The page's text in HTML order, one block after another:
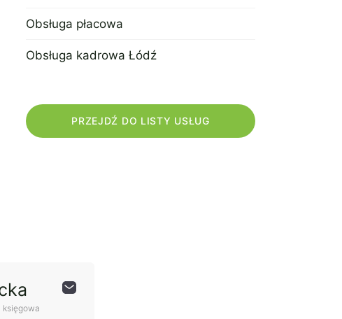
Obsługa płacowa
Obsługa kadrowa Łódź
PRZEJDŹ DO LISTY USŁUG
księgowa